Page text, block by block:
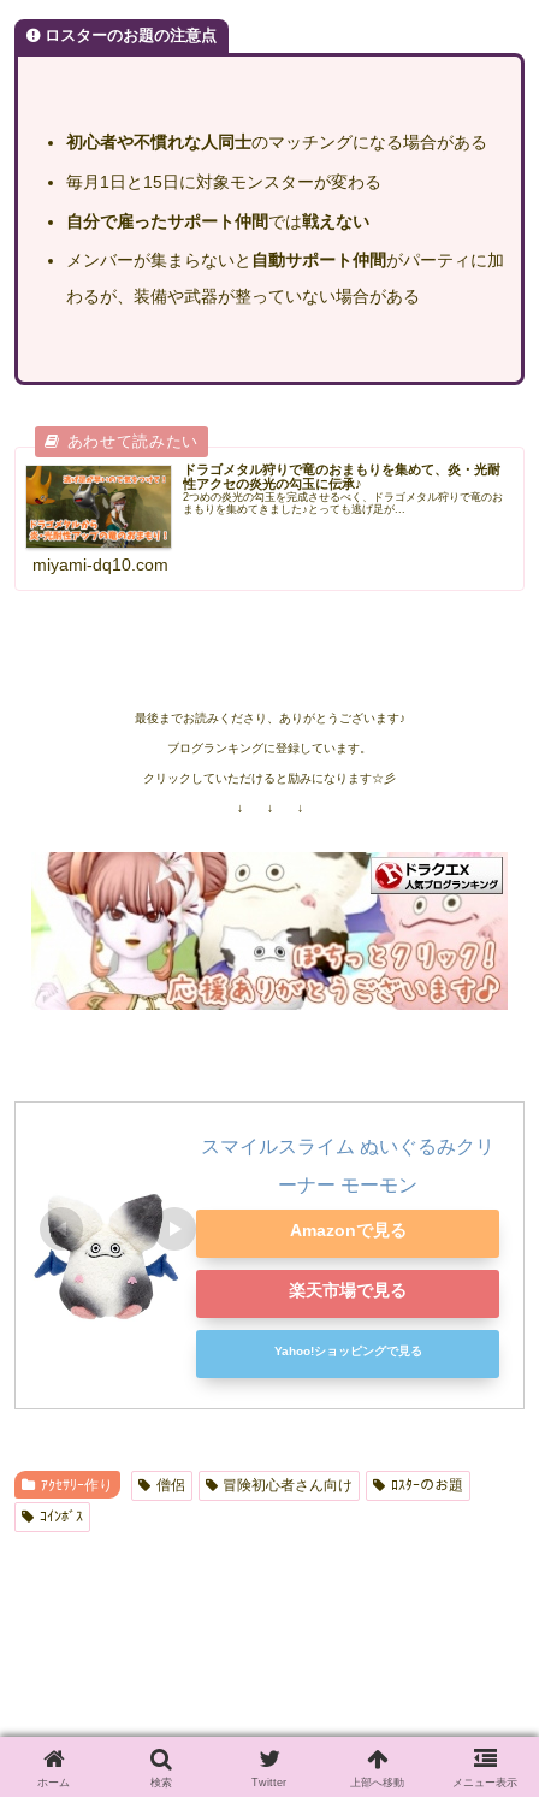
ロスターのお題の注意点
初心者や不慣れな人同士のマッチングになる場合がある
毎月1日と15日に対象モンスターが変わる
自分で雇ったサポート仲間では戦えない
メンバーが集まらないと 自動サポート仲間がパーティに加
わるが、装備や武器が整っていない場合がある
ドラゴメタル狩りで竜のおまもりを集めて、炎・光耐
性アクセの炎光の勾玉に伝承♪
2つめの炎光の勾玉を完成させるべく、ドラゴメタル狩りで竜のお
まもりを集めてきました♪とっても逃げ足が...
miyami-dq10.com
最後までお読みくださり、ありがとうございます♪
ブログランキングに登録しています。
クリックしていただけると励みになります☆彡
↓ ↓ ↓
スマイルスライム ぬいぐるみクリ
ーナー モーモン
Amazonで見る
楽天市場で見る
Yahoo!ショッピングで見る
ｱｸｾｻﾘｰ作り 僧侶 冒険初心者さん向け
ﾛｽﾀｰのお題
ｺｲﾝﾎﾞｽ
ホーム 検索 Twitter 上部へ移動 メニュー表示